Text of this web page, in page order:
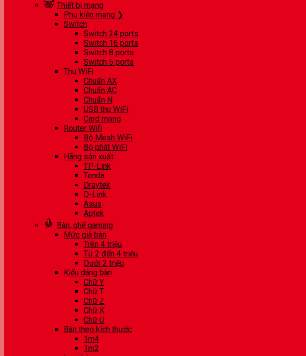
Thiết bị mạng
Phụ kiện mạng ❯
Switch
Switch 24 ports
Switch 16 ports
Switch 8 ports
Switch 5 ports
Thu WiFi
Chuẩn AX
Chuẩn AC
Chuẩn N
USB thu WiFi
Card mạng
Router Wifi
Bộ Mesh WiFi
Bộ phát WiFi
Hãng sản xuất
TP-Link
Tenda
Draytek
D-Link
Asus
Aptek
Bàn, ghế gaming
Mức giá bàn
Trên 4 triệu
Từ 2 đến 4 triệu
Dưới 2 triệu
Kiểu dáng bàn
Chữ Y
Chữ T
Chữ Z
Chữ K
Chữ U
Bàn theo kích thước
1m4
1m2